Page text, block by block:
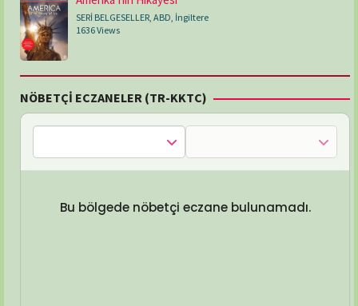
SERİ BELGESELLER ABD İngiltere
1636 Views
NÖBETÇİ ECZANELER (TR-KKTC)
Bu bölgede nöbetçi eczane bulunamadı.